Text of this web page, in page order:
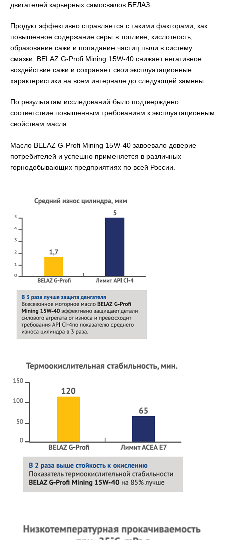
двигателей карьерных самосвалов БЕЛАЗ.
Продукт эффективно справляется с такими факторами, как
повышенное содержание серы в топливе, кислотность,
образование сажи и попадание частиц пыли в систему
смазки. BELAZ G-Profi Mining 15W-40 снижает негативное
воздействие сажи и сохраняет свои эксплуатационные
характеристики на всем интервале до следующей замены.
По результатам исследований было подтверждено
соответствие повышенным требованиям к эксплуатационным
свойствам масла.
Масло BELAZ G-Profi Mining 15W-40 завоевало доверие
потребителей и успешно применяется в различных
горнодобывающих предприятиях по всей России.